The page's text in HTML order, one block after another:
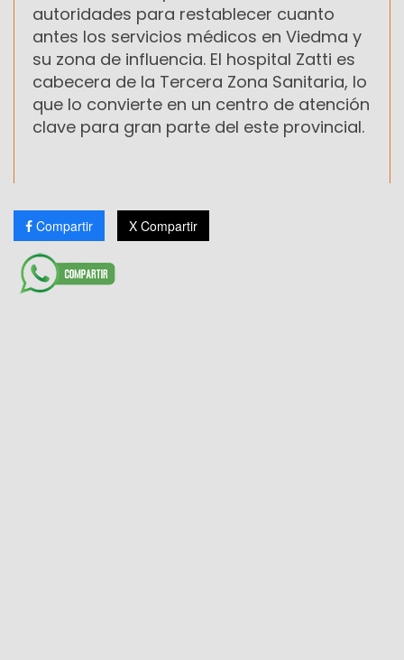
autoridades para restablecer cuanto
antes los servicios médicos en Viedma y
su zona de influencia. El hospital Zatti es
cabecera de la Tercera Zona Sanitaria, lo
que lo convierte en un centro de atención
clave para gran parte del este provincial.
Compartir X Compartir